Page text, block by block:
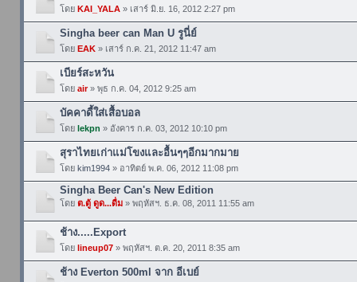
โดย KAI_YALA» เสาร์ มิ.ย. 16, 2012 2:27 pm
Singha beer can Man U รูนี่ย์
โดย EAK» เสาร์ ก.ค. 21, 2012 11:47 am
เบียร์สะหวัน
โดย air» พุธ ก.ค. 04, 2012 9:25 am
บัคคาดี้ใส่เสื้อบอล
โดย lekpn » อังคาร ก.ค. 03, 2012 10:10 pm
สุราไทยเก่าแม่โขงและอื้นๆๆอีกมากมาย
โดย kim1994» อาทิตย์ พ.ค. 06, 2012 11:08 pm
Singha Beer Can's New Edition
โดย ต.ตู้ ดูด...ดื่ม» พฤหัสฯ. ธ.ค. 08, 2011 11:55 am
ช้าง.....Export
โดย lineup07» พฤหัสฯ. ต.ค. 20, 2011 8:35 am
ช้าง Everton 500ml จาก อีเบย์